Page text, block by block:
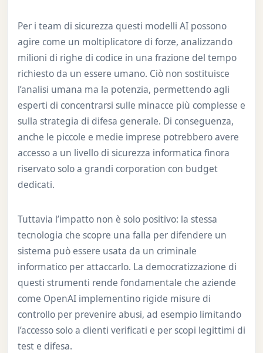
Per i team di sicurezza questi modelli AI possono
agire come un moltiplicatore di forze, analizzando
milioni di righe di codice in una frazione del tempo
richiesto da un essere umano. Ciò non sostituisce
l’analisi umana ma la potenzia, permettendo agli
esperti di concentrarsi sulle minacce più complesse e
sulla strategia di difesa generale. Di conseguenza,
anche le piccole e medie imprese potrebbero avere
accesso a un livello di sicurezza informatica finora
riservato solo a grandi corporation con budget
dedicati.
Tuttavia l’impatto non è solo positivo: la stessa
tecnologia che scopre una falla per difendere un
sistema può essere usata da un criminale
informatico per attaccarlo. La democratizzazione di
questi strumenti rende fondamentale che aziende
come OpenAI implementino rigide misure di
controllo per prevenire abusi, ad esempio limitando
l’accesso solo a clienti verificati e per scopi legittimi di
test e difesa.